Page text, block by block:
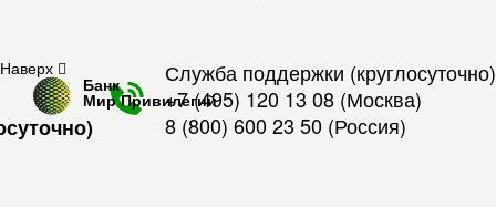
Служба поддержки (круглосуточно)
+7 (495) 120 13 08 (Москва)
8 (800) 600 23 50 (Россия)
Наверх
Банк
Мир Привилегий